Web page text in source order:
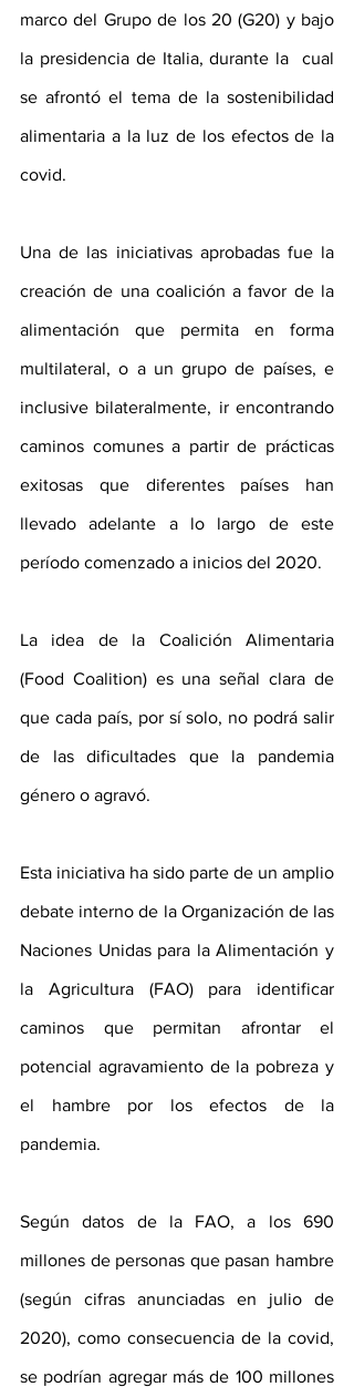
marco del Grupo de los 20 (G20) y bajo
la presidencia de Italia, durante la  cual
se afrontó el tema de la sostenibilidad
alimentaria a la luz de los efectos de la
covid.
Una de las iniciativas aprobadas fue la
creación de una coalición a favor de la
alimentación que permita en forma
multilateral, o a un grupo de países, e
inclusive bilateralmente, ir encontrando
caminos comunes a partir de prácticas
exitosas que diferentes países han
llevado adelante a lo largo de este
período comenzado a inicios del 2020.
La idea de la Coalición Alimentaria
(Food Coalition) es una señal clara de
que cada país, por sí solo, no podrá salir
de las dificultades que la pandemia
género o agravó.
Esta iniciativa ha sido parte de un amplio
debate interno de la Organización de las
Naciones Unidas para la Alimentación y
la Agricultura (FAO) para identificar
caminos que permitan afrontar el
potencial agravamiento de la pobreza y
el hambre por los efectos de la
pandemia.
Según datos de la FAO, a los 690
millones de personas que pasan hambre
(según cifras anunciadas en julio de
2020), como consecuencia de la covid,
se podrían agregar más de 100 millones